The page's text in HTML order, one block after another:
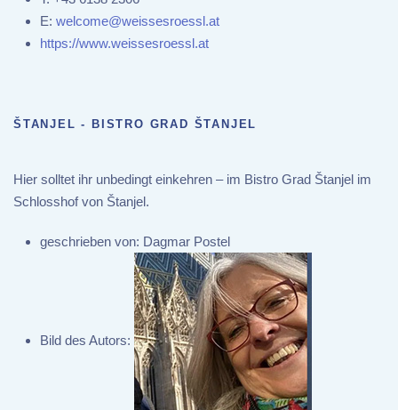
E: welcome@weissesroessl.at
https://www.weissesroessl.at
ŠTANJEL - BISTRO GRAD ŠTANJEL
Hier solltet ihr unbedingt einkehren – im Bistro Grad Štanjel im
Schlosshof von Štanjel.
geschrieben von: Dagmar Postel
Bild des Autors: